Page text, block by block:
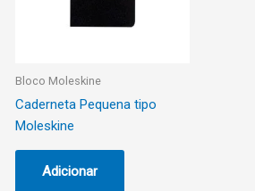
Bloco Moleskine
Caderneta Pequena tipo
Moleskine
Adicionar